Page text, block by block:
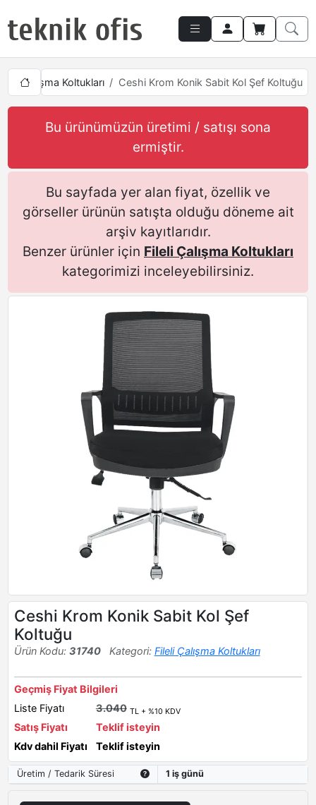
Çalışma Koltukları Ceshi Krom Konik Sabit Kol Şef Koltuğu
Bu ürünümüzün üretimi / satışı sona
ermiştir.
Bu sayfada yer alan fiyat, özellik ve
görseller ürünün satışta olduğu döneme ait
arşiv kayıtlarıdır.
Benzer ürünler için Fileli Çalışma Koltukları
kategorimizi inceleyebilirsiniz.
Ceshi Krom Konik Sabit Kol Şef
Koltuğu
Ürün Kodu: 31740 Kategori: Fileli Çalışma Koltukları
Geçmiş Fiyat Bilgileri
Liste Fiyatı
3.040 TL + %10 KDV
Satış Fiyatı
Teklif isteyin
Kdv dahil Fiyatı
Teklif isteyin
Üretim / Tedarik Süresi 1 iş günü